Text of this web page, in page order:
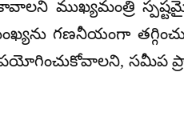
కావాలని ముఖ్యమంత్రి
గణనీయంగా
సమీప